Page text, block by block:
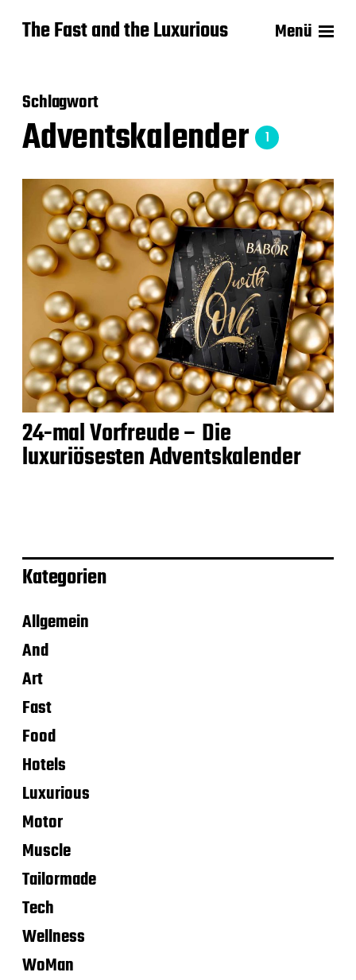
The Fast and the Luxurious Menü
Schlagwort
Adventskalender 1
24-mal Vorfreude – Die
luxuriösesten Adventskalender
Kategorien
Allgemein
And
Art
Fast
Food
Hotels
Luxurious
Motor
Muscle
Tailormade
Tech
Wellness
WoMan